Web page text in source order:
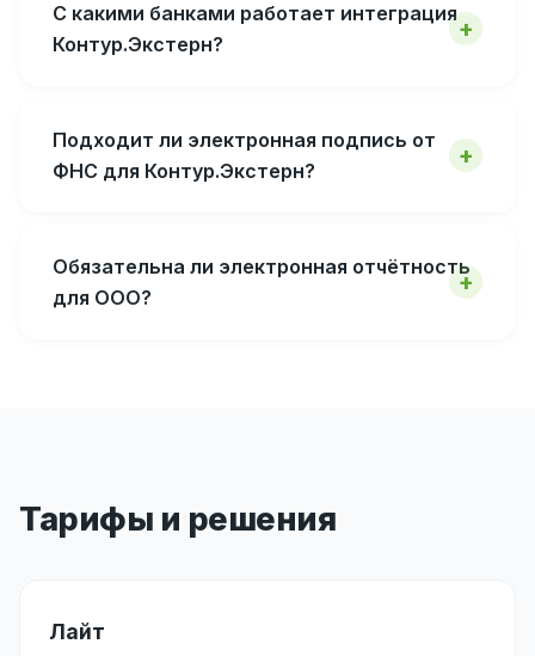
С какими банками работает интеграция
Контур.Экстерн?
Подходит ли электронная подпись от
ФНС для Контур.Экстерн?
Обязательна ли электронная отчётность
для ООО?
Тарифы и решения
Лайт